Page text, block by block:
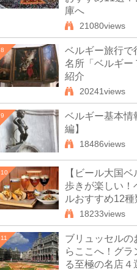
庫へ
21080views
8
ベルギー旅行で
名所「ベルギー
紹介
20241views
9
ベルギー基本情
編】
18486views
10
【ビール大国
歩きが楽しい！
ルおすすめ12種
18233views
11
ブリュッセルの
らここへ！グラ
る至極の名店４